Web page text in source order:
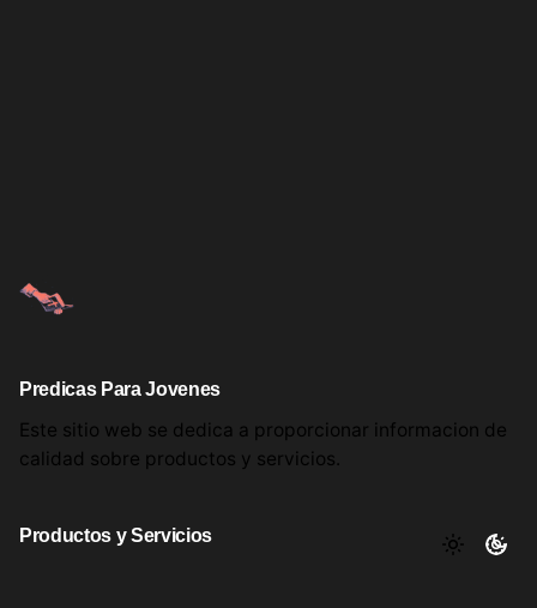
Predicas Para Jovenes
Este sitio web se dedica a proporcionar informacion de
calidad sobre productos y servicios.
Productos y Servicios